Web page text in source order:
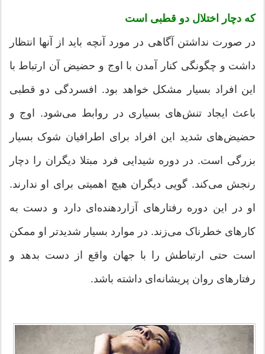
که دچار اختلال دو قطبی است
در صورت نداشتن آگاهی در مورد آنچه باید از آنها انتظار
داشت و چگونگی کنار آمدن با اوج و حضیض آن ارتباط با
این افراد بسیار مشکل خواهد بود. افسردگی دو قطبی
باعث ایجاد تنش‌های بسیاری در روابط می‌شود. اوج و
حضیض‌های شدید این افراد برای اطرافیان شوک ‌بسیار
بزرگی است. در دوره شیدایی فرد مبتلا دیگران را دچار
رنجش می‌کند. گویی دیگران هیچ اهمیتی برای او ندارند.
او در این دوره رفتارهای آزاردهنده‌ای دارد و دست به
کارهای خطرناک می‌زند. در موارد بسیار شدیدتر او ممکن
است حتی ارتباطش را با جهان واقع از دست بدهد و
رفتارهای روان پریشانه‌ای داشته باشد.